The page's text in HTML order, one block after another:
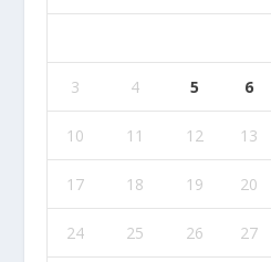
3 4 5 6
10 11 12 13
17 18 19 20
24 25 26 27